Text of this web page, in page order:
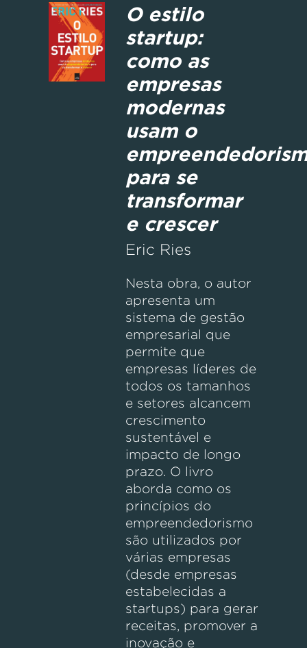
O estilo
startup:
como as
empresas
modernas
usam o
para se
transformar
e crescer
Eric Ries
Nesta obra, o autor
apresenta um
sistema de gestão
empresarial que
permite que
empresas líderes de
todos os tamanhos
e setores alcancem
crescimento
sustentável e
impacto de longo
prazo. O livro
aborda como os
princípios do
empreendedorismo
são utilizados por
várias empresas
(desde empresas
estabelecidas a
startups) para gerar
receitas, promover a
inovação e